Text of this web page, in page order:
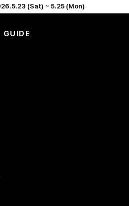
GUIDE